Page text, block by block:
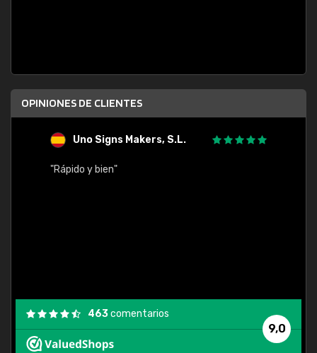
OPINIONES DE CLIENTES
Uno Signs Makers, S.L.
"Rápido y bien"
9,0
463comentarios